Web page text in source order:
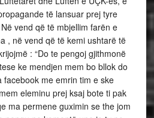
të lansuar prej tyre
vend që të mbjellim farën e
, në vend që të kemi ushtarë të
: “Do te pengoj gjithmonë
ke mendjen mem bo bllok do
me emrin tim e ske
eleminu prej ksaj bote ti pak
ma permene guximin se the jom